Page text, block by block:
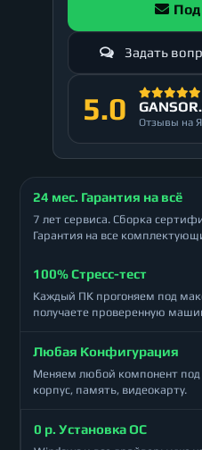
Задать
5.0 Отзывы на
24 мес. Гарантия на всё
7 лет сервиса. Сборка
Гарантия на все
100% Стресс-тест
Каждый ПК прогоняем под
получаете проверенную
Любая Конфигурация
Меняем любой компонент
корпус, память, видеокарту.
0 р. Установка ОС